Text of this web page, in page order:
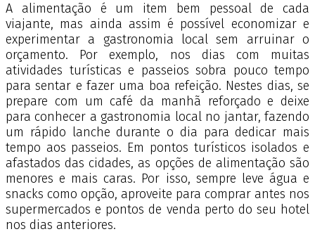
A alimentação é um item bem pessoal de cada
viajante, mas ainda assim é possível economizar e
experimentar a gastronomia local sem arruinar o
orçamento. Por exemplo, nos dias com muitas
atividades turísticas e passeios sobra pouco tempo
para sentar e fazer uma boa refeição. Nestes dias, se
prepare com um café da manhã reforçado e deixe
para conhecer a gastronomia local no jantar, fazendo
um rápido lanche durante o dia para dedicar mais
tempo aos passeios. Em pontos turísticos isolados e
afastados das cidades, as opções de alimentação são
menores e mais caras. Por isso, sempre leve água e
snacks como opção, aproveite para comprar antes nos
supermercados e pontos de venda perto do seu hotel
nos dias anteriores.